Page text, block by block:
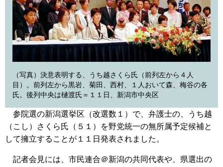
（写真）決意表明する、うち越さくら氏（前列左から４人
目）。前列左から黒岩、菊田、西村、１人おいて森、梅谷の各
氏。後列中央は樋渡氏＝１１日、新潟市中央区
参院選の新潟選挙区（改選数１）で、弁護士の、うち越
（こし）さくら氏（５１）を野党統一の無所属予定候補と
して擁立することが１１日発表されました。
記者会見には、市民連合＠新潟の共同代表や、県選出の